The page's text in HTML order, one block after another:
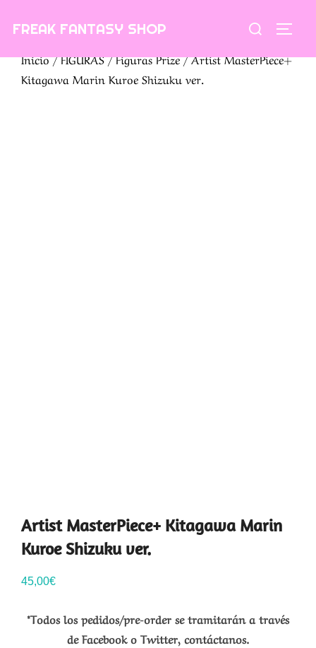
FREAK FANTASY SHOP Buscar:
Inicio/FIGURAS/Figuras Prize/ Artist MasterPiece+
Kitagawa Marin Kuroe Shizuku ver.
Artist MasterPiece+ Kitagawa Marin
Kuroe Shizuku ver.
45,00€
*Todos los pedidos/pre-order se tramitarán a través
de Facebook o Twitter, contáctanos.